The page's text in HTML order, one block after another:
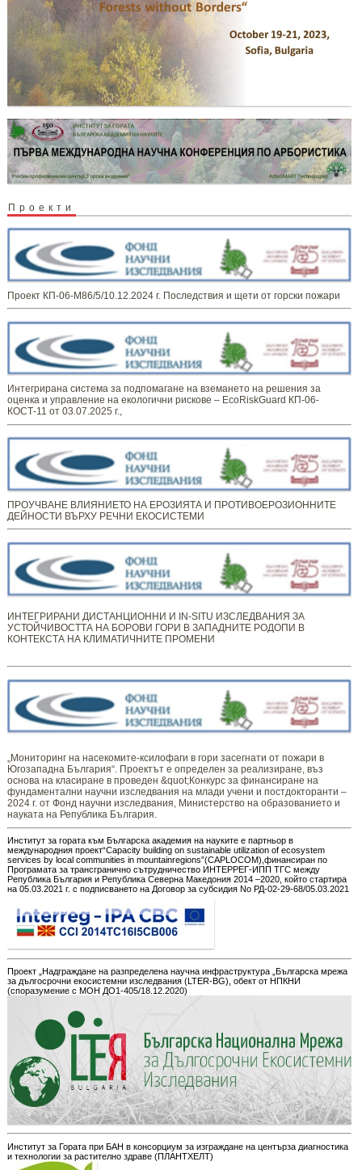
Проекти
Проект КП-06-М86/5/10.12.2024 г. Последствия и щети от горски пожари
Интегрирана система за подпомагане на вземането на решения за
оценка и управление на екологични рискове – EcoRiskGuard КП-06-
КОСТ-11 от 03.07.2025 г.,
ПРОУЧВАНЕ ВЛИЯНИЕТО НА ЕРОЗИЯТА И ПРОТИВОЕРОЗИОННИТЕ
ДЕЙНОСТИ ВЪРХУ РЕЧНИ ЕКОСИСТЕМИ
ИНТЕГРИРАНИ ДИСТАНЦИОННИ И IN-SITU ИЗСЛЕДВАНИЯ ЗА
УСТОЙЧИВОСТТА НА БОРОВИ ГОРИ В ЗАПАДНИТЕ РОДОПИ В
КОНТЕКСТА НА КЛИМАТИЧНИТЕ ПРОМЕНИ
„Мониторинг ​​​на ​​насекомите-ксилофаги в гори засегнати от пожари в
Югозападна България“. Проектът е определен за реализиране, въз
основа на класиране в проведен &quot;Конкурс за финансиране на
фундаментални научни изследвания на млади учени и постдокторанти –
2024 г. от Фонд научни изследвания, Министерство на образованието и
науката на Република България.
Институт за гората към Българска академия на науките е партньор в
международния проект“Capacity building on sustainable utilization of ecosystem
services by local communities in mountainregions”(CAPLOCOM),финансиран по
Програмата за трансгранично сътрудничество ИНТЕРРЕГ-ИПП ТГС между
Република България и Република Северна Македония 2014 –2020, който стартира
на 05.03.2021 г. с подписването на Договор за субсидия No РД-02-29-68/05.03.2021
Проект „Надграждане на разпределена научна инфраструктура „Българска мрежа
за дългосрочни екосистемни изследвания (LTER-BG), обект от НПКНИ
(споразумение с МОН ДО1-405/18.12.2020)
Институт за Гората при БАН в консорциум за изграждане на центърза диагностика
и технологии за растително здраве (ПЛАНТХЕЛТ)